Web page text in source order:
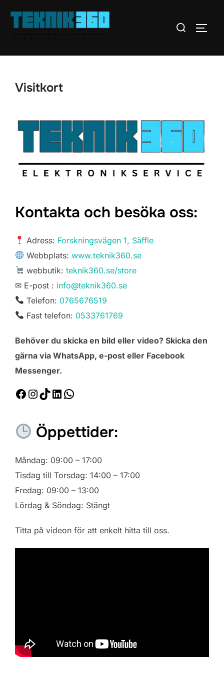
Sök
Visitkort
Kontakta och besöka oss:
Adress: Forskningsvägen 1, Säffle
Webbplats:www.teknik360.se
webbutik:teknik360.se/store
✉ E-post : info@teknik360.se
Telefon: 0765676519
Fast telefon: 0533761769
Behöver du skicka en bild eller video? Skicka den
gärna via WhatsApp, e-post eller Facebook
Messenger.
Facebook
Instagram
TikTok
LinkedIn
WhatsApp
Öppettider:
Måndag: 09:00 – 17:00
Tisdag till Torsdag: 14:00 – 17:00
Fredag: 09:00 – 13:00
Lördag & Söndag: Stängt
Titta på videon för att enkelt hitta till oss.